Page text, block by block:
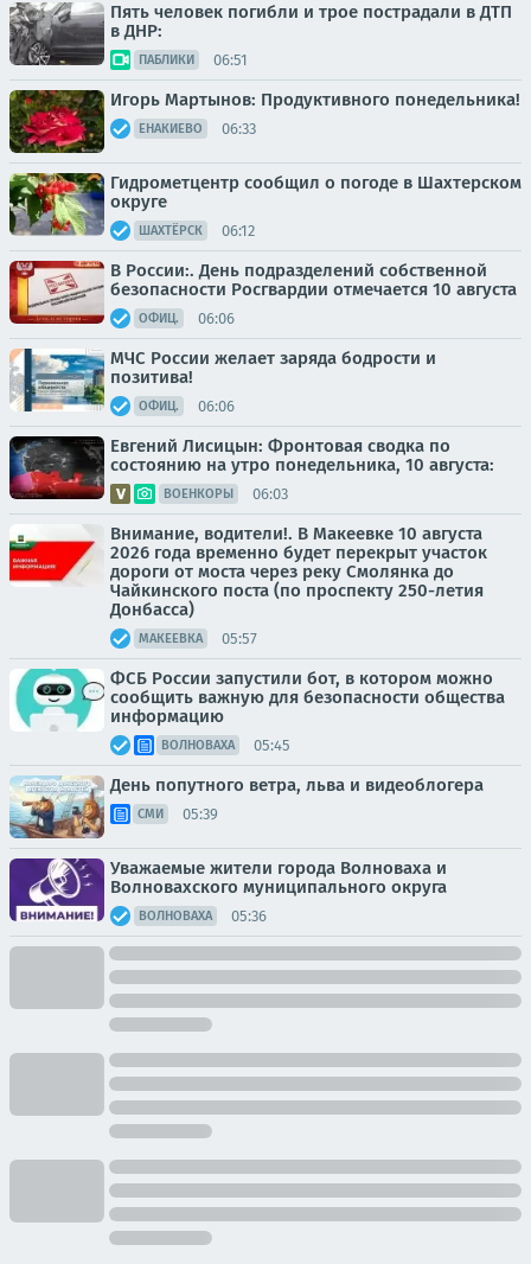
Пять человек погибли и трое пострадали в ДТП
в ДНР:
ПАБЛИКИ 06:51
Игорь Мартынов: Продуктивного понедельника!
ЕНАКИЕВО 06:33
Гидрометцентр сообщил о погоде в Шахтерском
округе
ШАХТЁРСК 06:12
В России:. День подразделений собственной
безопасности Росгвардии отмечается 10 августа
ОФИЦ. 06:06
МЧС России желает заряда бодрости и
позитива!
ОФИЦ. 06:06
Евгений Лисицын: Фронтовая сводка по
состоянию на утро понедельника, 10 августа:
ВОЕНКОРЫ 06:03
Внимание, водители!. В Макеевке 10 августа
2026 года временно будет перекрыт участок
дороги от моста через реку Смолянка до
Чайкинского поста (по проспекту 250-летия
Донбасса)
МАКЕЕВКА 05:57
ФСБ России запустили бот, в котором можно
сообщить важную для безопасности общества
информацию
ВОЛНОВАХА 05:45
День попутного ветра, льва и видеоблогера
СМИ 05:39
Уважаемые жители города Волноваха и
Волновахского муниципального округа
ВОЛНОВАХА 05:36